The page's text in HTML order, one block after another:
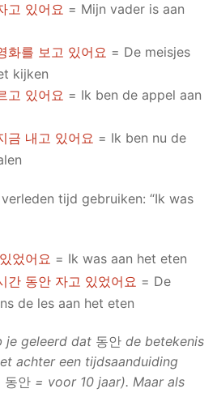
고 있어요 = Mijn vader is aan
화를 보고 있어요 = De meisjes
kijken
고 있어요 = Ik ben de appel aan
금 내고 있어요 = Ik ben nu de
tijd gebruiken: “Ik was
었어요 = Ik was aan het eten
간 동안 자고 있었어요 = De
de les aan het eten
je geleerd dat 동안 de betekenis
achter een tijdsaanduiding
동안 = voor 10 jaar). Maar als